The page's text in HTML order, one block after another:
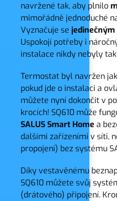
navržené tak, aby plnilo
mimořádně jednoduché
Vyznačuje se
Uspokojí potřeby i
instalace nikdy nebyly
Termostat byl navržen
pokud jde o instalaci a
můžete nyní dokončit v
krocích! SQ610 může
SALUS Smart Home a
dalšími zařízeními v síti,
propojení) bez systému
Díky vestavěnému
SQ610 můžete svůj
(drátového) připojení.